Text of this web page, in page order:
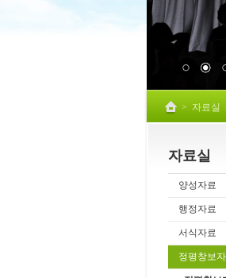
> 자료실
자료실
양성자료
행정자료
서식자료
정평창보